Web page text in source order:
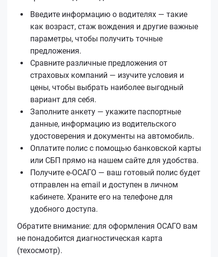
Введите информацию о водителях — такие
как возраст, стаж вождения и другие важные
параметры, чтобы получить точные
предложения.
Сравните различные предложения от
страховых компаний — изучите условия и
цены, чтобы выбрать наиболее выгодный
вариант для себя.
Заполните анкету — укажите паспортные
данные, информацию из водительского
удостоверения и документы на автомобиль.
Оплатите полис с помощью банковской карты
или СБП прямо на нашем сайте для удобства.
Получите е‑ОСАГО — ваш готовый полис будет
отправлен на email и доступен в личном
кабинете. Храните его на телефоне для
удобного доступа.
Обратите внимание: для оформления ОСАГО вам
не понадобится диагностическая карта
(техосмотр).